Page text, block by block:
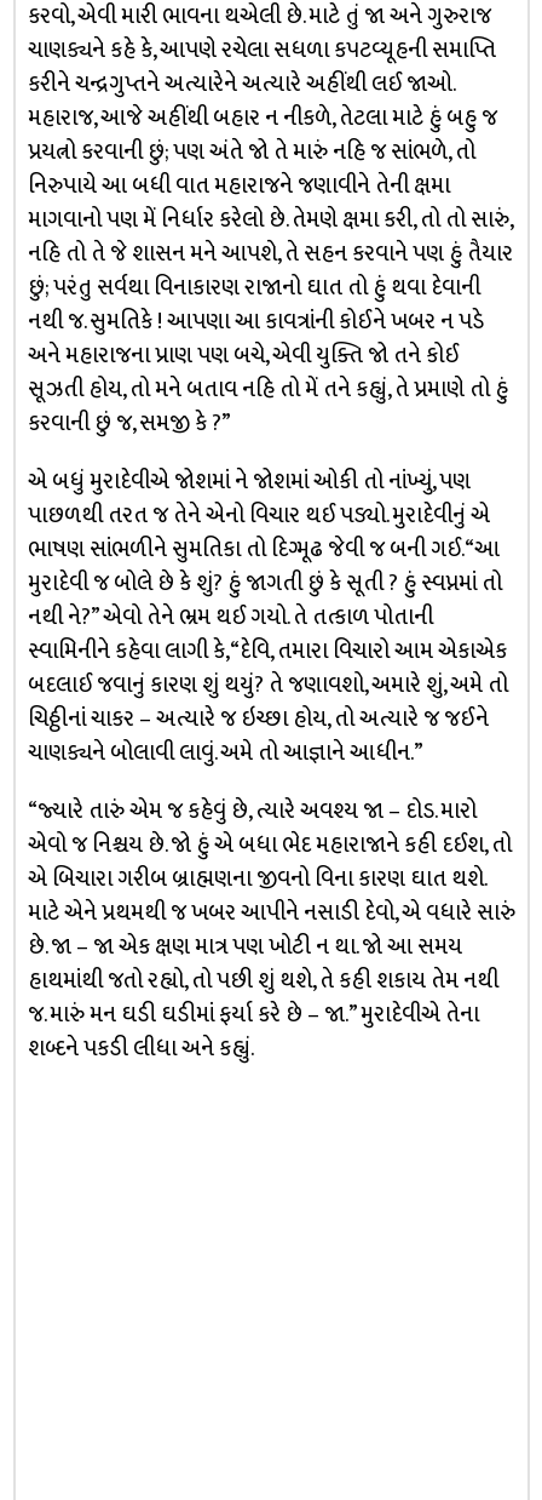
કરવો, એવી મારી ભાવના થએલી છે. માટે તું જા અને ગુરુરાજ
ચાણક્યને કહે કે, આપણે રચેલા સધળા ક૫ટવ્યૂહની સમાપ્તિ
કરીને ચન્દ્રગુપ્તને અત્યારેને અત્યારે અહીંથી લઈ જાઓ.
મહારાજ, આજે અહીંથી બહાર ન નીકળે, તેટલા માટે હું બહુ જ
પ્રયત્નો કરવાની છું; પણ અંતે જો તે મારું નહિ જ સાંભળે, તો
નિરુપાયે આ બધી વાત મહારાજને જણાવીને તેની ક્ષમા
માગવાનો પણ મેં નિર્ધાર કરેલો છે. તેમણે ક્ષમા કરી, તો તો સારું,
નહિ તો તે જે શાસન મને આપશે, તે સહન કરવાને પણ હું તૈયાર
છું; પરંતુ સર્વથા વિનાકારણ રાજાનો ઘાત તો હું થવા દેવાની
નથી જ. સુમતિકે ! આપણા આ કાવત્રાંની કોઈને ખબર ન પડે
અને મહારાજના પ્રાણ પણ બચે, એવી યુક્તિ જો તને કોઈ
સૂઝતી હોય, તો મને બતાવ નહિ તો મેં તને કહ્યું, તે પ્રમાણે તો હું
કરવાની છું જ, સમજી કે ?”
એ બધું મુરાદેવીએ જોશમાં ને જોશમાં ઓકી તો નાંખ્યું, પણ
પાછળથી તરત જ તેને એનો વિચાર થઈ પડ્યો. મુરાદેવીનું એ
ભાષણ સાંભળીને સુમતિકા તો દિગ્મૂઢ જેવી જ બની ગઈ. “આ
મુરાદેવી જ બોલે છે કે શું? હું જાગતી છું કે સૂતી ? હું સ્વપ્નમાં તો
નથી ને?” એવો તેને ભ્રમ થઈ ગયો. તે તત્કાળ પોતાની
સ્વામિનીને કહેવા લાગી કે, “દેવિ, તમારા વિચારો આમ એકાએક
બદલાઈ જવાનું કારણ શું થયું? તે જણાવશો, અમારે શું, અમે તો
ચિઠ્ઠીનાં ચાકર – અત્યારે જ ઇચ્છા હોય, તો અત્યારે જ જઈને
ચાણક્યને બોલાવી લાવું. અમે તો આજ્ઞાને આધીન.”
“જ્યારે તારું એમ જ કહેવું છે, ત્યારે અવશ્ય જા – દોડ. મારો
એવો જ નિશ્ચય છે. જો હું એ બધા ભેદ મહારાજાને કહી દઈશ, તો
એ બિચારા ગરીબ બ્રાહ્મણના જીવનો વિના કારણ ઘાત થશે.
માટે એને પ્રથમથી જ ખબર આપીને નસાડી દેવો, એ વધારે સારું
છે. જા – જા એક ક્ષણ માત્ર પણ ખોટી ન થા. જો આ સમય
હાથમાંથી જતો રહ્યો, તો પછી શું થશે, તે કહી શકાય તેમ નથી
જ. મારું મન ઘડી ઘડીમાં ફર્યા કરે છે – જા.” મુરાદેવીએ તેના
શબ્દને પકડી લીધા અને કહ્યું.